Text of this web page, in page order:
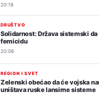
20:18
DRUŠTVO
Solidarnost: Država sistemski da
femicidu
20:06
REGION I SVET
Zelenski obećao da će vojska
uništava ruske lansirne sisteme